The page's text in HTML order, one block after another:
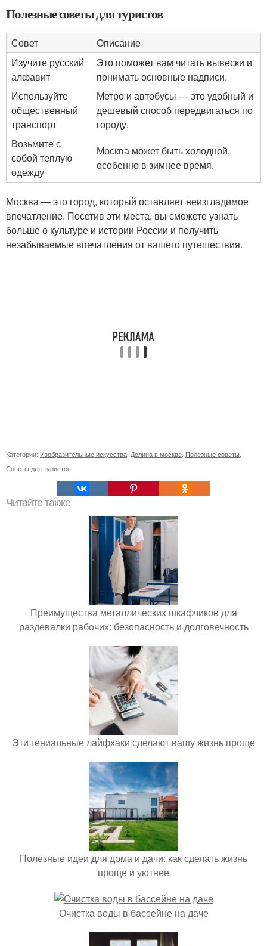
Полезные советы для туристов
Совет
Описание
Изучите русский
алфавит
Это поможет вам читать вывески и
понимать основные надписи.
Используйте
общественный
транспорт
Метро и автобусы — это удобный и
дешевый способ передвигаться по
городу.
Возьмите с
собой теплую
одежду
Москва может быть холодной,
особенно в зимнее время.
Москва — это город, который оставляет неизгладимое
впечатление. Посетив эти места, вы сможете узнать
больше о культуре и истории России и получить
незабываемые впечатления от вашего путешествия.
Категории: Изобразительные искусства Долина в москве Полезные советы
Советы для туристов
Читайте также
Преимущества металлических шкафчиков для
раздевалки рабочих: безопасность и долговечность
Эти гениальные лайфхаки сделают вашу жизнь проще
Полезные идеи для дома и дачи: как сделать жизнь
проще и уютнее
Очистка воды в бассейне на даче